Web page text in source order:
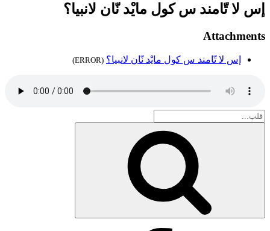
إس لا تّامند س كول مايْد نّان لانبيا؟
Attachments
إس لا تّامند س كول مايْد نّان لانبيا؟ (ERROR)
Search
for: